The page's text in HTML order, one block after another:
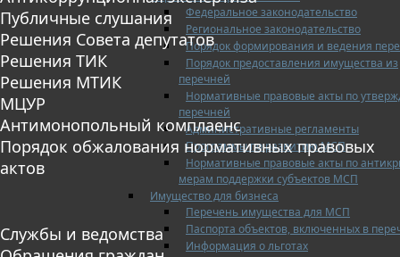
Федеральное законодательство
Региональное законодательство
Порядок формирования и ведения
Порядок предоставления имущества из
перечней
Нормативные правовые акты по
перечней
Административные регламенты
Программы по развитию МСП
Нормативные правовые акты по
мерам поддержки субъектов МСП
Имущество для бизнеса
Перечень имущества для МСП
Паспорта объектов, включенных в
Информация о льготах
Публичные слушания
Решения Совета депутатов
Решения ТИК
Решения МТИК
МЦУР
Антимонопольный комплаенс
Порядок обжалования нормативных правовых
актов
Службы и ведомства